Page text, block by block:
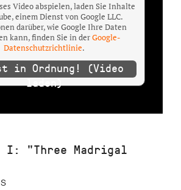
Video abspielen, laden Sie Inhalte
einem Dienst von Google LLC.
darüber, wie Google Ihre Daten
kann, finden Sie in derGoogle-
Datenschutzrichtlinie.
in Ordnung! (Video
laden)
I: "Three Madrigal